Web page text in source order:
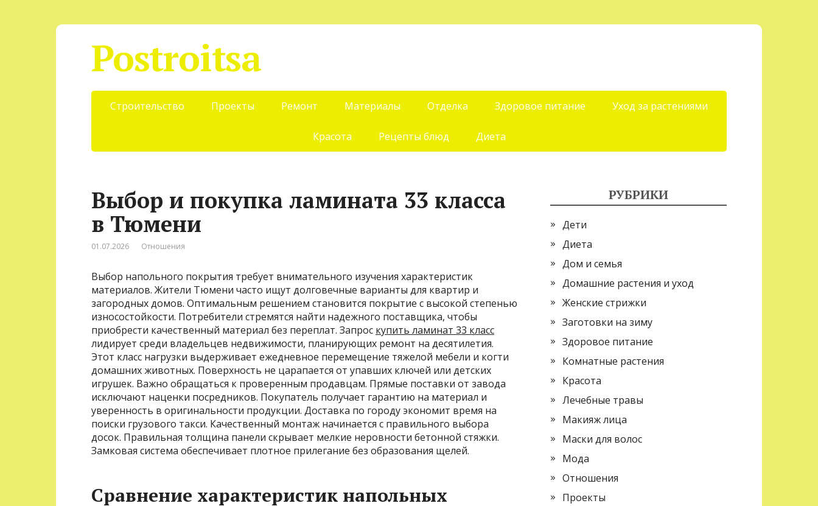
Postroitsa
Строительство Проекты Ремонт Материалы Отделка Здоровое питание Уход за растениями
Красота Рецепты блюд Диета
Выбор и покупка ламината 33 класса
в Тюмени
01.07.2026 Отношения
Выбор напольного покрытия требует внимательного изучения характеристик
материалов. Жители Тюмени часто ищут долговечные варианты для квартир и
загородных домов. Оптимальным решением становится покрытие с высокой степенью
износостойкости. Потребители стремятся найти надежного поставщика, чтобы
приобрести качественный материал без переплат. Запрос купить ламинат 33 класс
лидирует среди владельцев недвижимости, планирующих ремонт на десятилетия.
Этот класс нагрузки выдерживает ежедневное перемещение тяжелой мебели и когти
домашних животных. Поверхность не царапается от упавших ключей или детских
игрушек. Важно обращаться к проверенным продавцам. Прямые поставки от завода
исключают наценки посредников. Покупатель получает гарантию на материал и
уверенность в оригинальности продукции. Доставка по городу экономит время на
поиски грузового такси. Качественный монтаж начинается с правильного выбора
досок. Правильная толщина панели скрывает мелкие неровности бетонной стяжки.
Замковая система обеспечивает плотное прилегание без образования щелей.
Сравнение характеристик напольных
РУБРИКИ
Дети
Диета
Дом и семья
Домашние растения и уход
Женские стрижки
Заготовки на зиму
Здоровое питание
Комнатные растения
Красота
Лечебные травы
Макияж лица
Маски для волос
Мода
Отношения
Проекты